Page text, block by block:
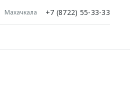
Махачкала +7 (8722) 55-33-33